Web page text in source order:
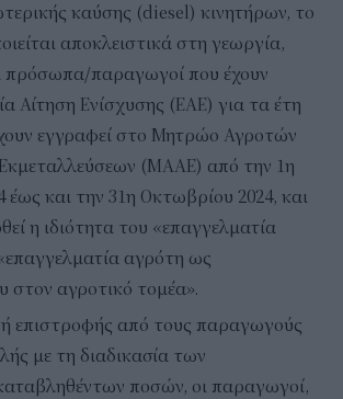
καύσης (diesel) κινητήρων, το
αποκλειστικά στη γεωργία,
πρόσωπα/παραγωγοί που έχουν
Αίτηση Ενίσχυσης (ΕΑΕ) για τα έτη
εγγραφεί στο Μητρώο Αγροτών
(ΜΑΑΕ) από την 1η
έως και την 31η Οκτωβρίου 2024, και
η ιδιότητα του «επαγγελματία
αγρότη ως
στον αγροτικό τομέα».
επιστροφής από τους παραγωγούς
με τη διαδικασία των
ποσών, οι παραγωγοί,